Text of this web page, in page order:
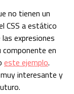
no tienen un
CSS a estático
expresiones
componente en
este ejemplo.
interesante y